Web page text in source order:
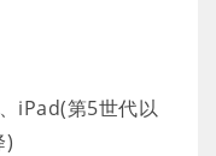
iPad(第5世代以
)